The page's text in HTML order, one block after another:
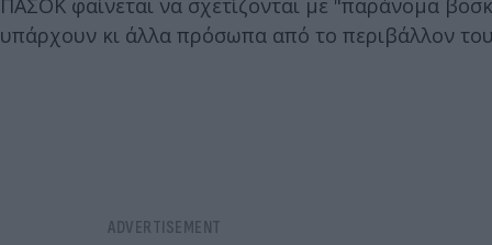
ΠΑΣΟΚ φαίνεται να σχετίζονται με "παράνομα
υπάρχουν κι άλλα πρόσωπα από το περιβάλλον